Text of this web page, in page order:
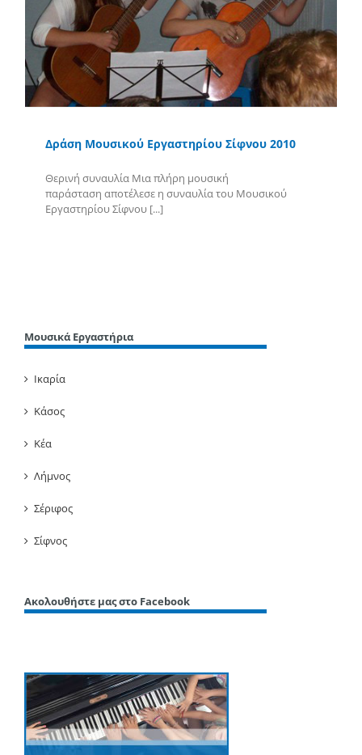
Δράση Μουσικού Εργαστηρίου Σίφνου 2010
Θερινή συναυλία Μια πλήρη μουσική
παράσταση αποτέλεσε η συναυλία του Μουσικού
Εργαστηρίου Σίφνου [...]
Μουσικά Εργαστήρια
Ικαρία
Κάσος
Κέα
Λήμνος
Σέριφος
Σίφνος
Ακολουθήστε μας στο Facebook